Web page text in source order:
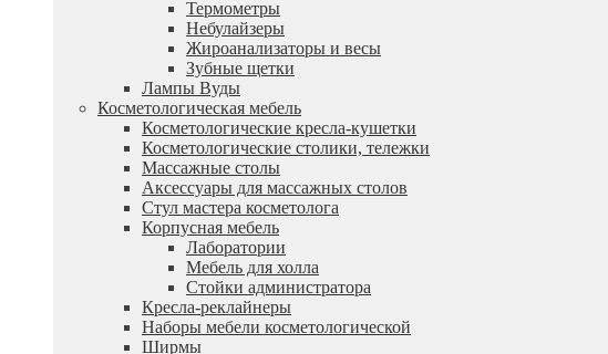
Термометры
Небулайзеры
Жироанализаторы и весы
Зубные щетки
Лампы Вуды
Косметологическая мебель
Косметологические кресла-кушетки
Косметологические столики, тележки
Массажные столы
Аксессуары для массажных столов
Стул мастера косметолога
Корпусная мебель
Лаборатории
Мебель для холла
Стойки администратора
Кресла-реклайнеры
Наборы мебели косметологической
Ширмы